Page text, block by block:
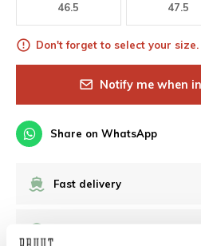
46.5 47.5
Don't forget to select your size.
Notify me when
Share on WhatsApp
Fast delivery